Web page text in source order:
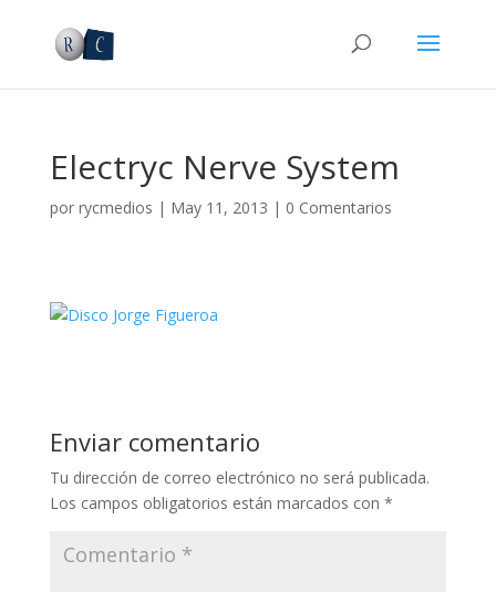
Electryc Nerve System
por rycmedios | May 11, 2013 | 0 Comentarios
Enviar comentario
Tu dirección de correo electrónico no será publicada.
Los campos obligatorios están marcados con *